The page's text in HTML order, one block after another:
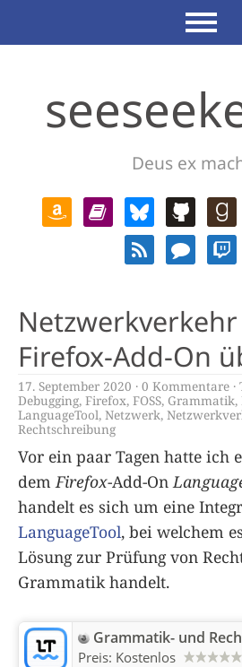
Deus ex
Firefox-Add-On
17. September 2020 0 Kommentare
Debugging, Firefox, FOSS, Grammatik,
LanguageTool, Netzwerk,
Rechtschreibung
Vor ein paar Tagen hatte ich
dem Firefox-Add-On
handelt es sich um eine
LanguageTool, bei welchem
Lösung zur Prüfung von
Grammatik handelt.
Preis: Kostenlos